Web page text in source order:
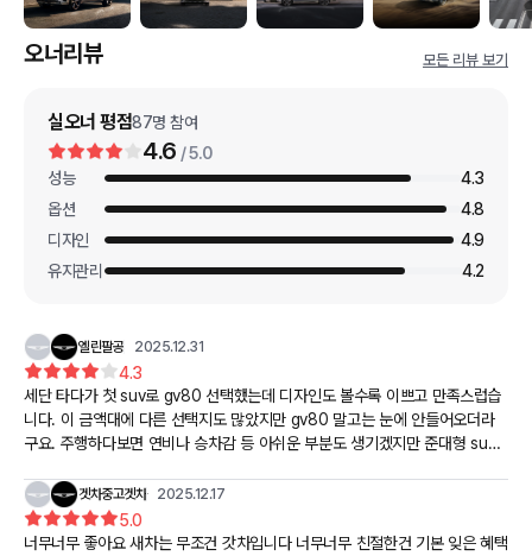
오너리뷰 모든 리뷰 보기
실오너 평점87명 참여
4.6 / 5.0
성능
4.3
옵션
4.8
디자인
4.9
유지관리
4.2
엘린팔공 2025.12.31
4.3
세단 타다가 첫 suv로 gv80 선택했는데 디자인도 볼수록 이쁘고 만족스럽습
니다. 이 금액대에 다른 선택지도 많았지만 gv80 말고는 눈에 안들어오더라
구요. 주행하다보면 연비나 승차감 등 아쉬운 부분도 생기겠지만 준대형 suv
프로 더 높길래 선택했는데 친절히 상담해주시고 대응도 빨라서 만족스러웠습
니다. 2026년 새해 복 많이 받으세요😄
겟차중고겟차 2025.12.17
5.0
너무너무 좋아요 새차는 무조건 갓차입니다 너무너무 친절한건 기본 잊은 혜택